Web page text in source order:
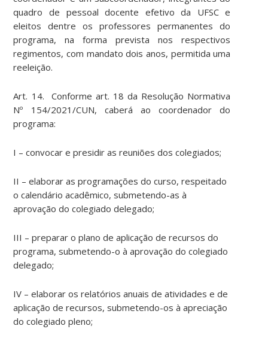
quadro de pessoal docente efetivo da UFSC e
eleitos dentre os professores permanentes do
programa, na forma prevista nos respectivos
regimentos, com mandato dois anos, permitida uma
reeleição.
Art. 14. Conforme art. 18 da Resolução Normativa
Nº 154/2021/CUN, caberá ao coordenador do
programa:
I – convocar e presidir as reuniões dos colegiados;
II – elaborar as programações do curso, respeitado
o calendário acadêmico, submetendo-as à
aprovação do colegiado delegado;
III – preparar o plano de aplicação de recursos do
programa, submetendo-o à aprovação do colegiado
delegado;
IV – elaborar os relatórios anuais de atividades e de
aplicação de recursos, submetendo-os à apreciação
do colegiado pleno;